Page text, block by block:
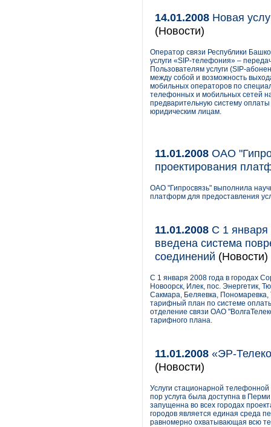
14.01.2008 Новая
(Новости)
Оператор связи Республики
услуги «SIP-телефония» –
Пользователям услуги (SIP-
между собой и возможность
мобильных операторов по
телефонных и мобильных сетей
предварительную систему
юридическим лицам.
11.01.2008 ОАО
проектирования
ОАО "Гипросвязь" выполнила
платформ для предоставления
11.01.2008 С 1 января
введена система
соединений (Новости)
С 1 января 2008 года в городах
Новоорск, Илек, пос. Энергетик,
Сакмара, Беляевка,
тарифный план по системе
отделение связи ОАО
тарифного плана.
11.01.2008 «ЭР-
(Новости)
Услуги стационарной
пор услуга была доступна в
запущенна во всех городах
городов является единая среда
равномерно охватывающая всю